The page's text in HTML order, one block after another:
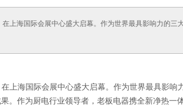
上海国际会展中心盛大启幕。作为世界最具影响力的三
上海国际会展中心盛大启幕。作为世界最具影响
。作为厨电行业领导者，老板电器携全新净热一